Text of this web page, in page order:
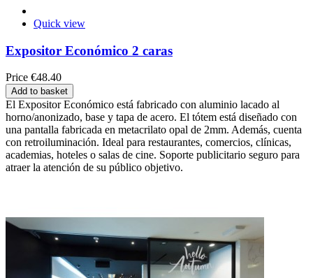
Quick view
Expositor Económico 2 caras
Price €48.40
Add to basket
El Expositor Económico está fabricado con aluminio lacado al
horno/anonizado, base y tapa de acero. El tótem está diseñado con
una pantalla fabricada en metacrilato opal de 2mm. Además, cuenta
con retroiluminación. Ideal para restaurantes, comercios, clínicas,
academias, hoteles o salas de cine. Soporte publicitario seguro para
atraer la atención de su público objetivo.